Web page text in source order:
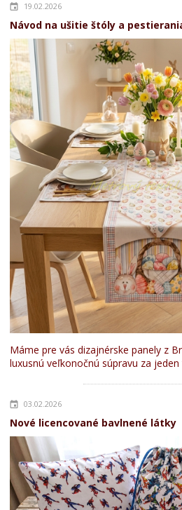
19.02.2026
Návod na ušitie štóly a
Máme pre vás dizajnérske panely z
luxusnú veľkonočnú súpravu za jeden
03.02.2026
Nové licencované bavlnené látky